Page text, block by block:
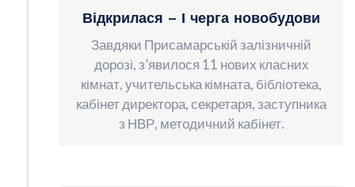
Відкрилася – І черга новобудови
Завдяки Присамарській залізничній
дорозі, з’явилося 11 нових класних
кімнат, учительська кімната, бібліотека,
кабінет директора, секретаря, заступника
з НВР, методичний кабінет.